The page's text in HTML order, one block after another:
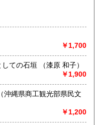
￥1,700
石垣が語る風土と文化: 屋敷囲いとしての石垣 （漆原 和子）
￥1,900
￥1,200